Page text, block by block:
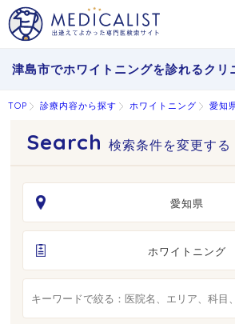
津島市でホワイトニングを診れるクリ
TOP 診療内容から探す ホワイトニング 愛知
検索条件を変更する
愛知県
ホワイトニング